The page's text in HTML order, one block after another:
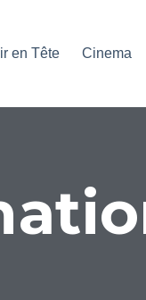
en Tête Cinema